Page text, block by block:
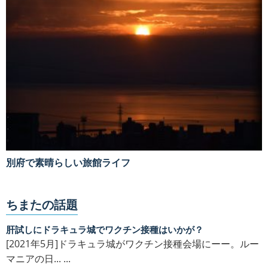
別府で素晴らしい旅館ライフ
ちまたの話題
肝試しにドラキュラ城でワクチン接種はいかが？
[2021年5月]ドラキュラ城がワクチン接種会場にーー。ルー
マニアの日... ...